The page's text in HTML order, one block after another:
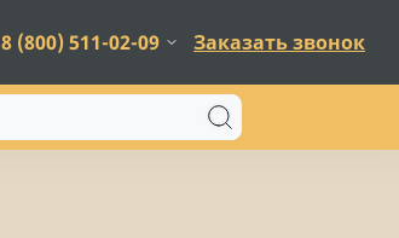
8 (800) 511-02-09 Заказать звонок